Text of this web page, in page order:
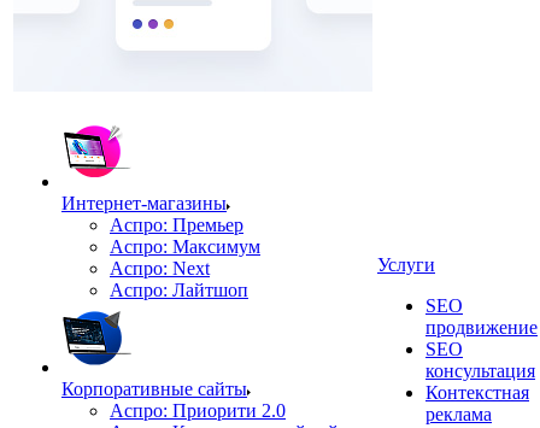
Интернет-магазины
Аспро: Премьер
Аспро: Максимум
Аспро: Next
Аспро: Лайтшоп
Корпоративные сайты
Аспро: Приорити 2.0
Услуги
SEO
продвижение
SEO
консультация
Контекстная
реклама